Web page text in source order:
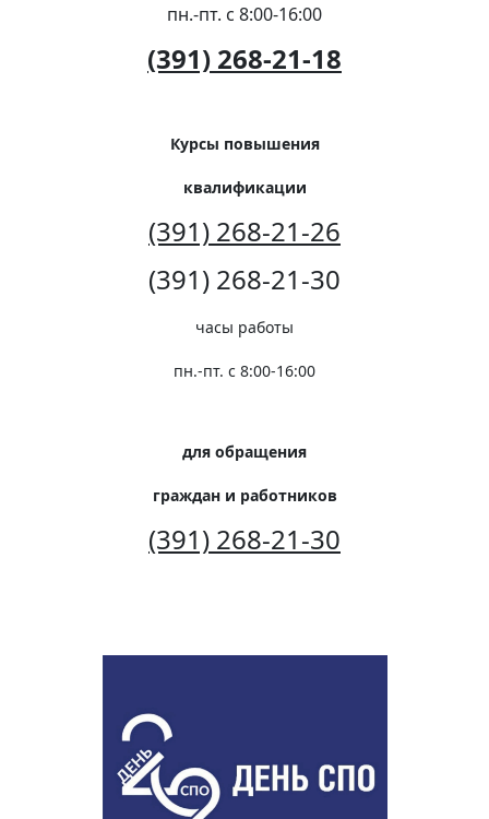
пн.-пт. с 8:00-16:00
(391) 268-21-18
Курсы повышения
квалификации
(391) 268-21-26
(391) 268-21-30
часы работы
пн.-пт. с 8:00-16:00
для обращения
граждан и работников
(391) 268-21-30